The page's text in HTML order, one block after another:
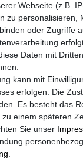
Webseite (z.B.
zu personalisieren,
oder Zugriffe
Daten mit
kann mit
erfolgen. Die
Es besteht das
zu einem späteren
Sie unser